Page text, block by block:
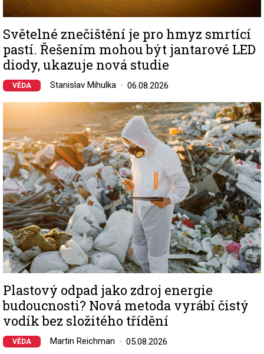
Světelné znečištění je pro hmyz smrtící
pastí. Řešením mohou být jantarové LED
diody, ukazuje nová studie
VĚDA Stanislav Mihulka 06.08.2026
Image
Plastový odpad jako zdroj energie
budoucnosti? Nová metoda vyrábí čistý
vodík bez složitého třídění
VĚDA Martin Reichman 05.08.2026